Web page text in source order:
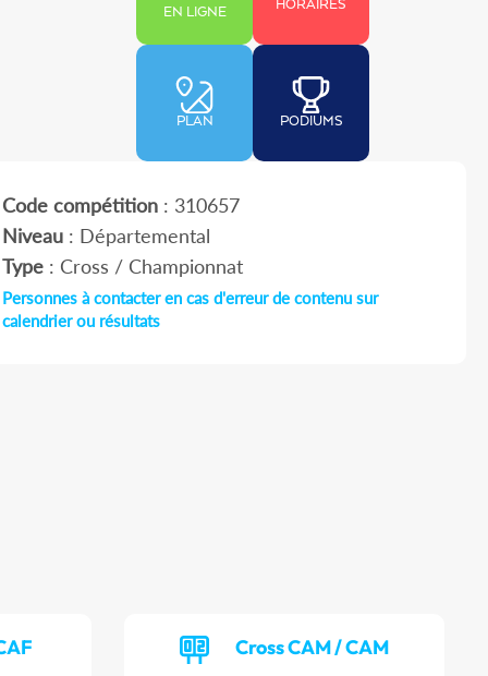
EN LIGNE
HORAIRES
PLAN PODIUMS
Code compétition: 310657
Niveau: Départemental
Type: Cross / Championnat
Personnes à contacter en cas d'erreur de contenu sur
calendrier ou résultats
Cross CAM / CAM